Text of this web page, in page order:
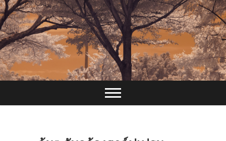
Skip
to
content